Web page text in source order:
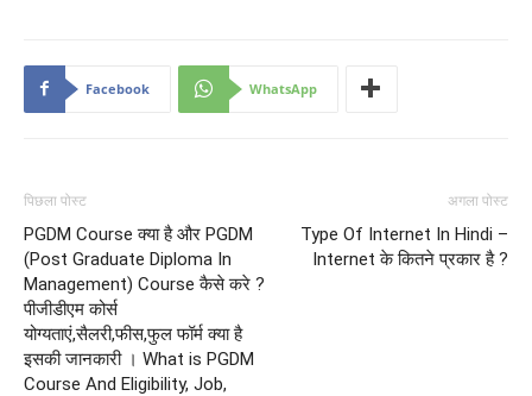
Facebook WhatsApp
पिछला पोस्ट
PGDM Course क्या है और PGDM
(Post Graduate Diploma In
Management) Course कैसे करे ?
पीजीडीएम कोर्स
योग्यताएं,सैलरी,फीस,फुल फॉर्म क्या है
इसकी जानकारी । What is PGDM
Course And Eligibility, Job,
अगला पोस्ट
Type Of Internet In Hindi –
Internet के कितने प्रकार है ?